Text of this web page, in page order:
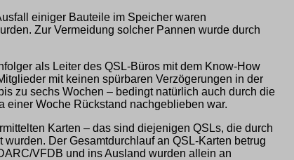
einiger Bauteile im Speicher waren
Zur Vermeidung solcher Pannen wurde durch
als Leiter des QSL-Büros mit dem Know-How
mit keinen spürbaren Verzögerungen in der
zu sechs Wochen – bedingt natürlich auch durch die
einer Woche Rückstand nachgeblieben war.
Karten – das sind diejenigen QSLs, die durch
Der Gesamtdurchlauf an QSL-Karten betrug
VFDB und ins Ausland wurden allein an